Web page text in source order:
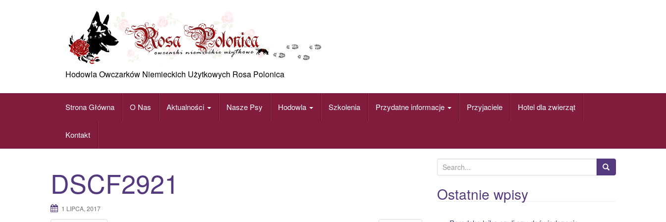
Hodowla Owczarków Niemieckich Użytkowych Rosa Polonica
Strona Główna O Nas Aktualności Nasze Psy Hodowla Szkolenia Przydatne informacje Przyjaciele Hotel dla zwierząt
Kontakt
DSCF2921
1 LIPCA, 2017
e
a
r
Ostatnie wpisy